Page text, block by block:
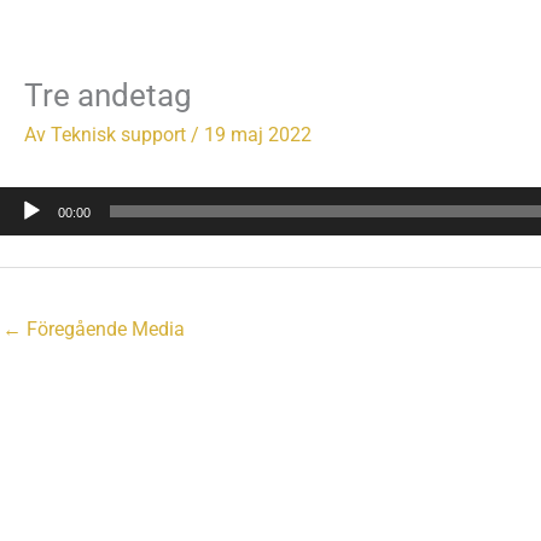
Tre andetag
Av Teknisk support / 19 maj 2022
Ljudspelare
00:00
← Föregående Media